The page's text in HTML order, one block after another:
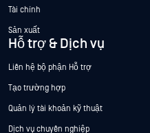
Tài chính
Sản xuất
Hỗ trợ & Dịch vụ
Liên hệ bộ phận Hỗ trợ
Tạo trường hợp
Quản lý tài khoản kỹ thuật
Dịch vụ chuyên nghiệp